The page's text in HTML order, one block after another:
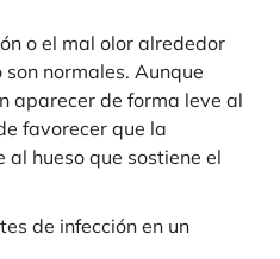
o el mal olor alrededor
normales. Aunque
aparecer de forma leve al
favorecer que la
al hueso que sostiene el
de infección en un